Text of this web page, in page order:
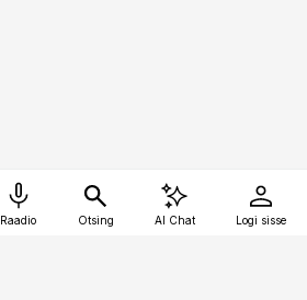
Raadio Otsing AI Chat Logi sisse